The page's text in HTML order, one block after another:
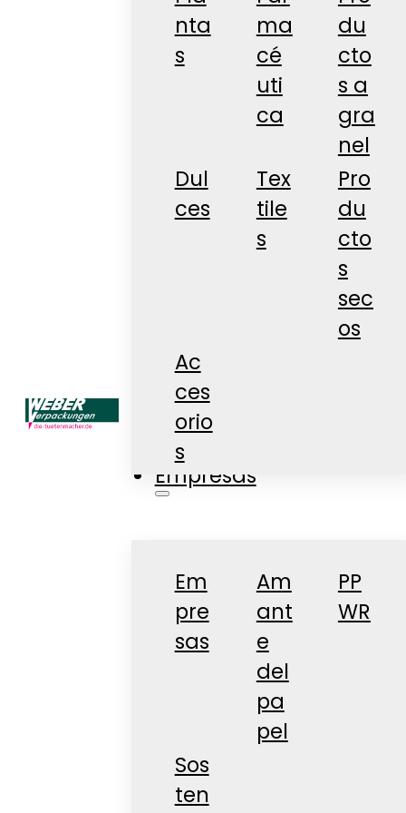
nta
s
ma
cé
uti
ca
du
cto
s a
gra
nel
Dul
ces
Tex
tile
s
Pro
du
cto
s
sec
os
Ac
ces
orio
s
Tienda
Empresas
Em
pre
sas
Am
ant
e
del
pa
pel
PP
WR
Sos
ten